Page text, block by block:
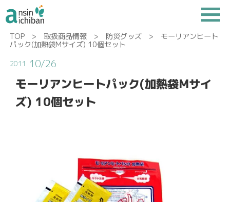
TOP> 取扱商品情報> 防災グッズ> モーリアンヒート
パック(加熱袋Mサイズ) 10個セット
2011 10/26
モーリアンヒートパック(加熱袋Mサイ
ズ) 10個セット